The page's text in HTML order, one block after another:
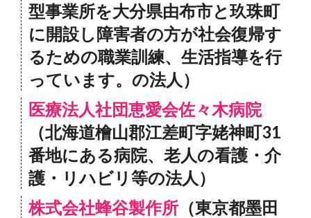
型事業所を大分県由布市と玖珠町
に開設し障害者の方が社会復帰す
るための職業訓練、生活指導を行
っています。の法人）
医療法人社団恵愛会佐々木病院
（北海道檜山郡江差町字姥神町31
番地にある病院、老人の看護・介
護・リハビリ等の法人）
株式会社蜂谷製作所 （東京都墨田